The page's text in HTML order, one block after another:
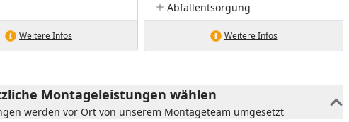
Weitere Infos
Abfallentsorgung
Weitere Infos
Montageleistungen wählen
werden vor Ort von unserem Montageteam umgesetzt